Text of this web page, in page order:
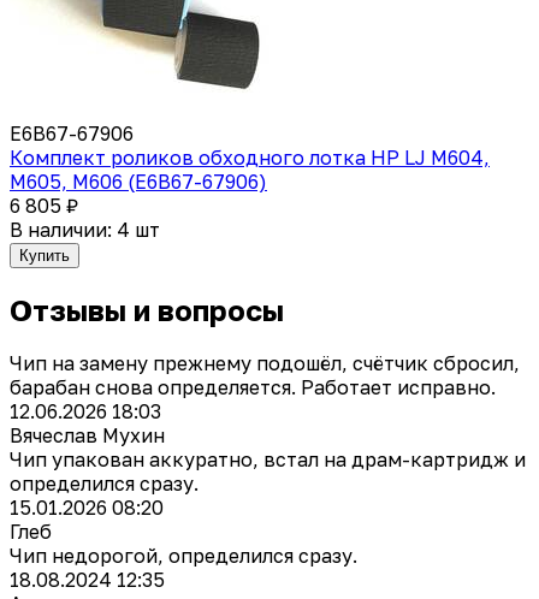
E6B67-67906
Комплект роликов обходного лотка HP LJ M604,
M605, M606 (E6B67-67906)
6 805 ₽
В наличии: 4 шт
Купить
Отзывы и вопросы
Чип на замену прежнему подошёл, счётчик сбросил,
барабан снова определяется. Работает исправно.
12.06.2026 18:03
Вячеслав Мухин
Чип упакован аккуратно, встал на драм-картридж и
определился сразу.
15.01.2026 08:20
Глеб
Чип недорогой, определился сразу.
18.08.2024 12:35